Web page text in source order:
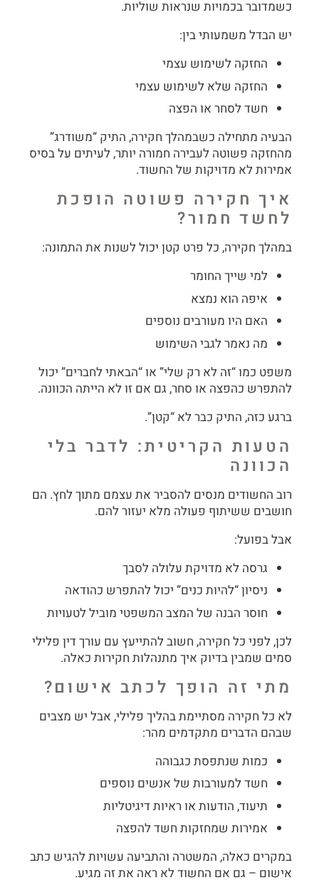
כשמדובר בכמויות שנראות שוליות.
יש הבדל משמעותי בין:
החזקה לשימוש עצמי
החזקה שלא לשימוש עצמי
חשד לסחר או הפצה
הבעיה מתחילה כשבמהלך חקירה, התיק “משודרג”
מהחזקה פשוטה לעבירה חמורה יותר, לעיתים על בסיס
אמירות לא מדויקות של החשוד.
איך חקירה פשוטה הופכת
לחשד חמור?
במהלך חקירה, כל פרט קטן יכול לשנות את התמונה:
למי שייך החומר
איפה הוא נמצא
האם היו מעורבים נוספים
מה נאמר לגבי השימוש
משפט כמו “זה לא רק שלי” או “הבאתי לחברים” יכול
להתפרש כהפצה או סחר, גם אם זו לא הייתה הכוונה.
ברגע כזה, התיק כבר לא “קטן”.
הטעות הקריטית: לדבר בלי
הכוונה
רוב החשודים מנסים להסביר את עצמם מתוך לחץ. הם
חושבים ששיתוף פעולה מלא יעזור להם.
אבל בפועל:
גרסה לא מדויקת עלולה לסבך
ניסיון “להיות כנים” יכול להתפרש כהודאה
חוסר הבנה של המצב המשפטי מוביל לטעויות
לכן, לפני כל חקירה, חשוב להתייעץ עם עורך דין פלילי
סמים שמבין בדיוק איך מתנהלות חקירות כאלה.
מתי זה הופך לכתב אישום?
לא כל חקירה מסתיימת בהליך פלילי, אבל יש מצבים
שבהם הדברים מתקדמים מהר:
כמות שנתפסת כגבוהה
חשד למעורבות של אנשים נוספים
תיעוד, הודעות או ראיות דיגיטליות
אמירות שמחזקות חשד להפצה
במקרים כאלה, המשטרה והתביעה עשויות להגיש כתב
אישום – גם אם החשוד לא ראה את זה מגיע.